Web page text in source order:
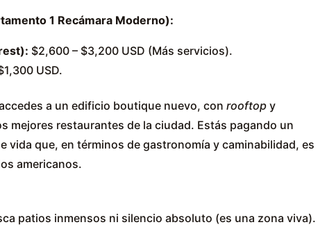
1 Recámara Moderno):
$2,600 – $3,200 USD (Más servicios).
USD.
a un edificio boutique nuevo, con rooftop y
mejores restaurantes de la ciudad. Estás pagando un
vida que, en términos de gastronomía y caminabilidad, es
americanos.
patios inmensos ni silencio absoluto (es una zona viva).